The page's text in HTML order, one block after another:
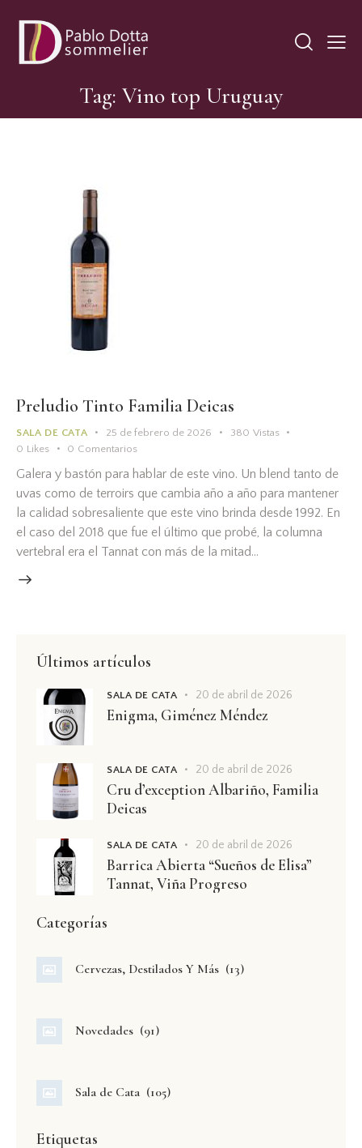
Tag: Vino top Uruguay
Preludio Tinto Familia Deicas
SALA DE CATA 25 de febrero de 2026 380 Vistas
0 Likes 0 Comentarios
Galera y bastón para hablar de este vino. Un blend tanto de
uvas como de terroirs que cambia año a año para mantener
la calidad sobresaliente que este vino brinda desde 1992. En
el caso del 2018 que fue el último que probé, la columna
vertebral era el Tannat con más de la mitad…
Últimos artículos
SALA DE CATA 20 de abril de 2026
Enigma, Giménez Méndez
SALA DE CATA 20 de abril de 2026
Cru d’exception Albariño, Familia
Deicas
SALA DE CATA 20 de abril de 2026
Barrica Abierta “Sueños de Elisa”
Tannat, Viña Progreso
Categorías
Cervezas, Destilados Y Más (13)
Novedades (91)
Sala de Cata (105)
Etiquetas